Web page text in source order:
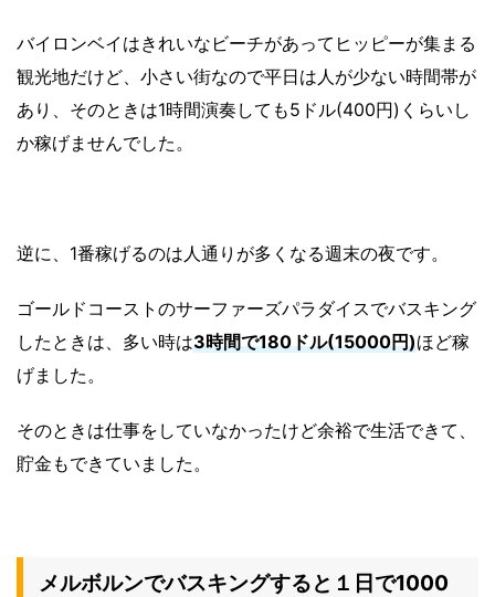
バイロンベイはきれいなビーチがあってヒッピーが集まる
観光地だけど、小さい街なので平日は人が少ない時間帯が
あり、そのときは1時間演奏しても5ドル(400円)くらいし
か稼げませんでした。
逆に、1番稼げるのは人通りが多くなる週末の夜です。
ゴールドコーストのサーファーズパラダイスでバスキング
したときは、多い時は3時間で180ドル(15000円)ほど稼
げました。
そのときは仕事をしていなかったけど余裕で生活できて、
貯金もできていました。
メルボルンでバスキングすると１日で1000